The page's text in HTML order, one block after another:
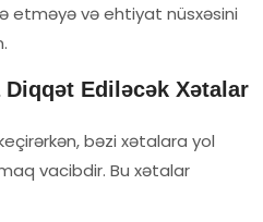
etməyə və ehtiyat nüsxəsini
Diqqət Ediləcək Xətalar
bəzi xətalara yol
vacibdir. Bu xətalar